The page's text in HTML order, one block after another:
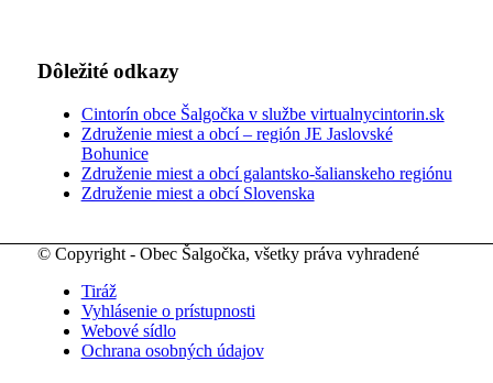
Dôležité odkazy
Cintorín obce Šalgočka v službe virtualnycintorin.sk
Združenie miest a obcí – región JE Jaslovské
Bohunice
Združenie miest a obcí galantsko-šalianskeho regiónu
Združenie miest a obcí Slovenska
© Copyright - Obec Šalgočka, všetky práva vyhradené
Tiráž
Vyhlásenie o prístupnosti
Webové sídlo
Ochrana osobných údajov